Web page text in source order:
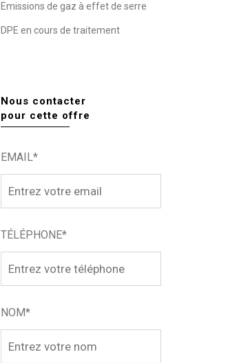
Emissions de gaz à effet de serre
DPE en cours de traitement
Nous contacter
pour cette offre
EMAIL*
TÉLÉPHONE*
NOM*